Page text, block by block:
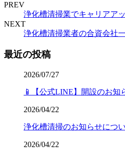
PREV
浄化槽清掃業でキャリアア
NEXT
浄化槽清掃業者の合資会社
最近の投稿
2026/07/27
📱【公式LINE】開設のお知
2026/04/22
浄化槽清掃のお知らせにつ
2026/04/22